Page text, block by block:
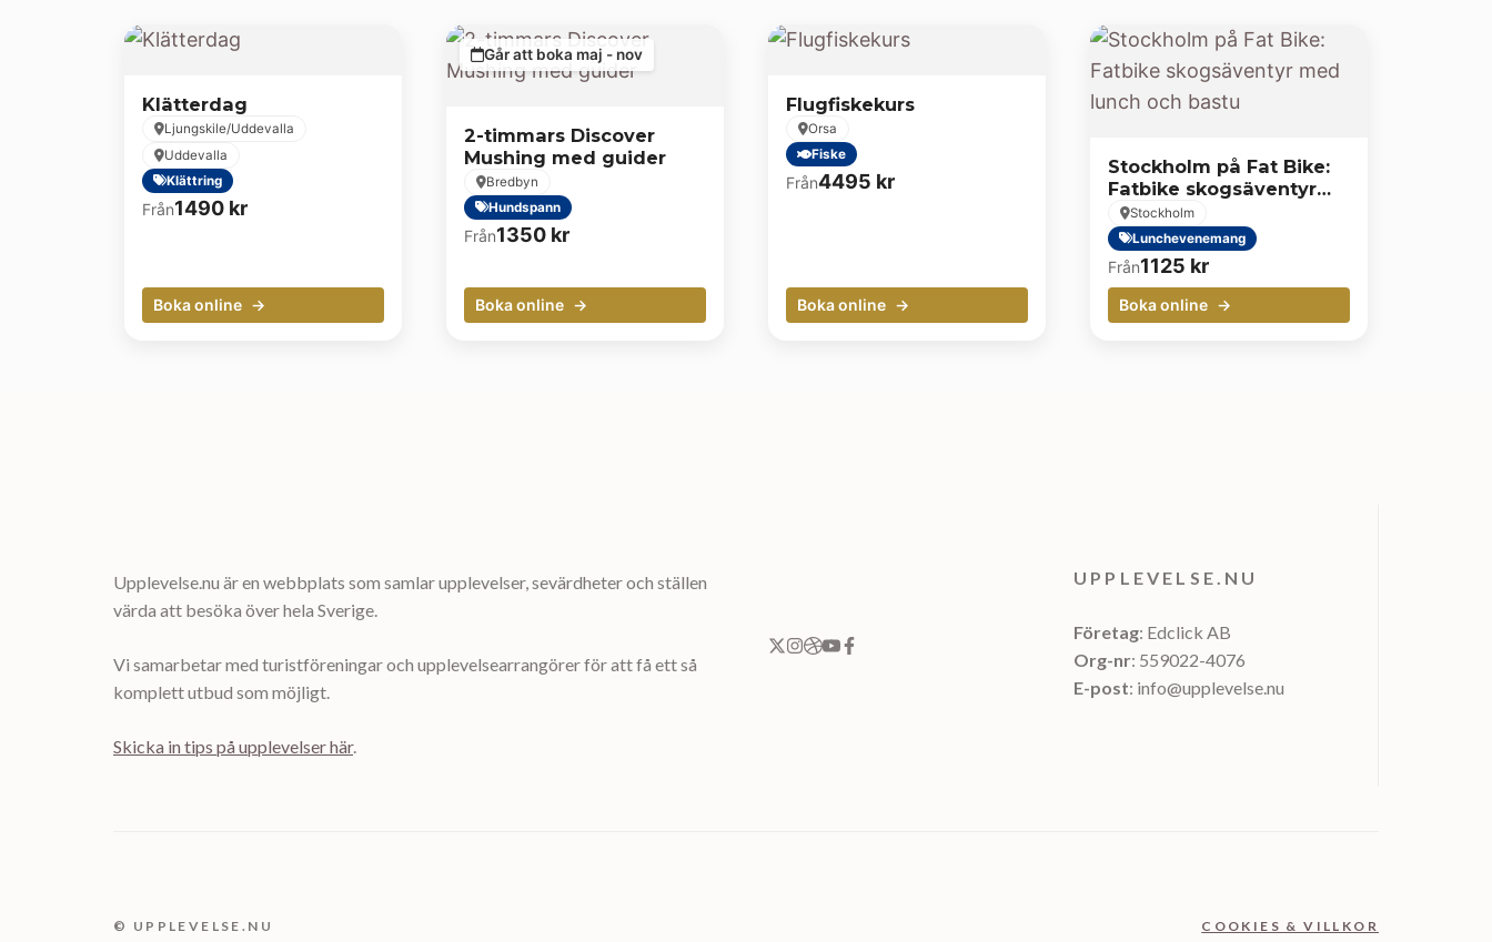
Klätterdag
Ljungskile/Uddevalla
Uddevalla
Klättring
Från1490 kr
Boka online
Går att boka maj - nov
2-timmars Discover
Mushing med guider
Bredbyn
Hundspann
Från1350 kr
Boka online
Flugfiskekurs
Orsa
Fiske
Från4495 kr
Boka online
Stockholm på Fat Bike:
Fatbike skogsäventyr
med lunch och bastu
Stockholm
Lunchevenemang
Från1125 kr
Boka online
Upplevelse.nu är en webbplats som samlar upplevelser, sevärdheter och ställen
värda att besöka över hela Sverige.
Vi samarbetar med turistföreningar och upplevelsearrangörer för att få ett så
komplett utbud som möjligt.
Skicka in tips på upplevelser här.
UPPLEVELSE.NU
Företag: Edclick AB
Org-nr: 559022-4076
E-post: info@upplevelse.nu
© UPPLEVELSE.NU COOKIES & VILLKOR